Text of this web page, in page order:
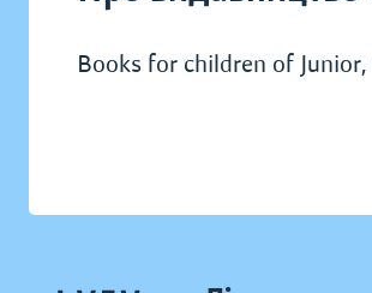
Books for children of